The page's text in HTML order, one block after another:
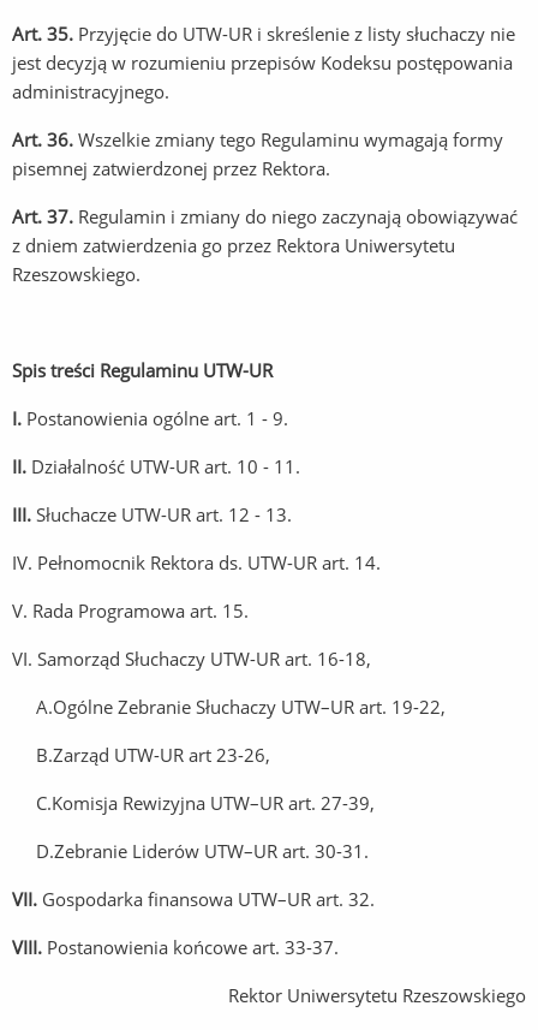
Art. 35. Przyjęcie do UTW-UR i skreślenie z listy słuchaczy nie
jest decyzją w rozumieniu przepisów Kodeksu postępowania
administracyjnego.
Art. 36. Wszelkie zmiany tego Regulaminu wymagają formy
pisemnej zatwierdzonej przez Rektora.
Art. 37. Regulamin i zmiany do niego zaczynają obowiązywać
z dniem zatwierdzenia go przez Rektora Uniwersytetu
Rzeszowskiego.
Spis treści Regulaminu UTW-UR
I. Postanowienia ogólne art. 1 - 9.
II. Działalność UTW-UR art. 10 - 11.
III. Słuchacze UTW-UR art. 12 - 13.
IV. Pełnomocnik Rektora ds. UTW-UR art. 14.
V. Rada Programowa art. 15.
VI. Samorząd Słuchaczy UTW-UR art. 16-18,
A.Ogólne Zebranie Słuchaczy UTW–UR art. 19-22,
B.Zarząd UTW-UR art 23-26,
C.Komisja Rewizyjna UTW–UR art. 27-39,
D.Zebranie Liderów UTW–UR art. 30-31.
VII. Gospodarka finansowa UTW–UR art. 32.
VIII. Postanowienia końcowe art. 33-37.
Rektor Uniwersytetu Rzeszowskiego